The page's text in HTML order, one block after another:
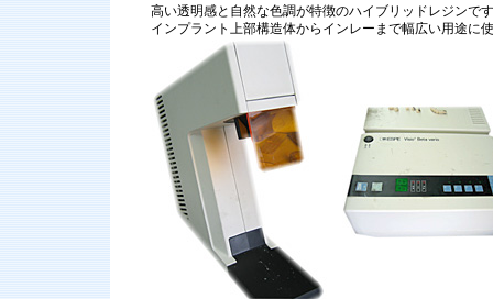
高い透明感と自然な色調が特徴のハイブリッドレジンで
インプラント上部構造体からインレーまで幅広い用途に